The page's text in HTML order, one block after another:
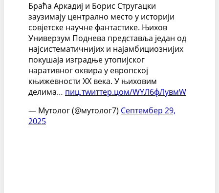
Браћа Аркадиј и Борис Стругацки
заузимају централно место у историји
совјетске научне фантастике. Њихов
Универзум Поднева представља један од
најсистематичнијих и најамбициознијих
покушаја изградње утопијског
наративног оквира у европској
књижевности XX века. У њиховим
делима… пиц.тwиттер.цом/WYЛ6фЛyвмW
— Мyтолог (@мyтолог7) Септембер 29,
2025